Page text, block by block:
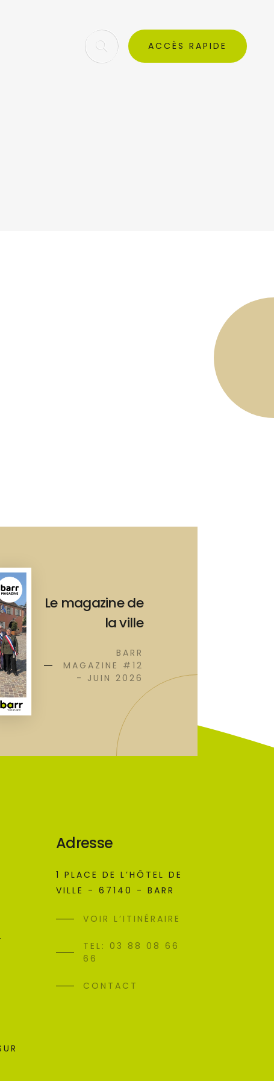
ACCÈS RAPIDE
Le magazine de
la ville
BARR
MAGAZINE #12
- JUIN 2026
Adresse
1 PLACE DE L’HÔTEL DE
VILLE - 67140 - BARR
VOIR L’ITINÉRAIRE
TEL: 03 88 08 66
66
CONTACT